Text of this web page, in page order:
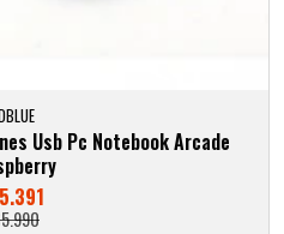
Usb Pc Notebook Arcade